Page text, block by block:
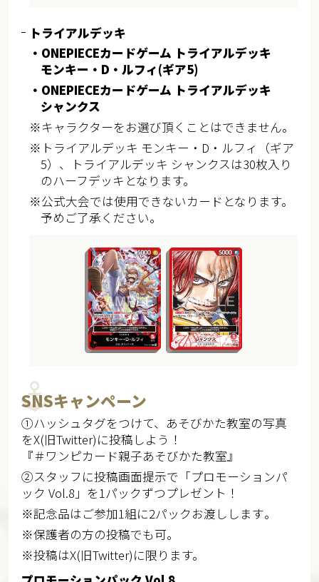
トライアルデッキ
・ONEPIECEカードゲーム トライアルデッキ
モンキー・D・ルフィ(ギア5)
・ONEPIECEカードゲーム トライアルデッキ
シャンクス
※キャラクターをお選び頂くことはできません。
※トライアルデッキ モンキー・D・ルフィ（ギア
5）、トライアルデッキ シャンクスは30枚入り
のハーフデッキとなります。
※公式大会では使用できないカードとなります。
予めご了承ください。
SNSキャンペーン
①ハッシュタグをつけて、あそびかた教室の写真
をX(旧Twitter)に投稿しよう！
『＃ワンピカード親子あそびかた教室』
②スタッフに投稿画面提示で​「プロモーションパ
ック Vol.8」を1パックずつプレゼント！
※記念品はご参加1組に2パックお渡しします​。
※保護者の方の投稿でも可​。
※投稿はX(旧Twitter)に限ります。